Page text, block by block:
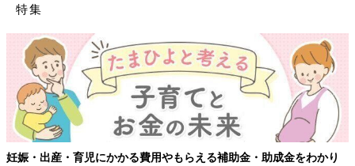
特集
【ワクチン接種できるものも】妊婦の感染症対策、知っておいて！